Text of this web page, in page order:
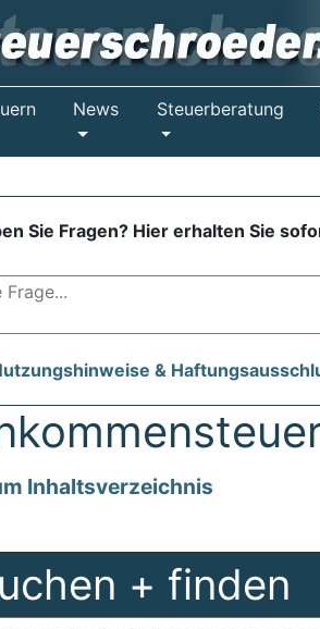
News Steuerberatung
Sie Fragen? Hier erhalten Sie
&
Inhaltsverzeichnis
+ finden